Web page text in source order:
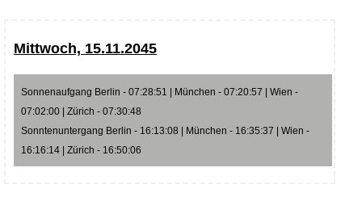
Mittwoch, 15.11.2045
Sonnenaufgang Berlin - 07:28:51 | München - 07:20:57 | Wien -
07:02:00 | Zürich - 07:30:48
Sonntenuntergang Berlin - 16:13:08 | München - 16:35:37 | Wien -
16:16:14 | Zürich - 16:50:06